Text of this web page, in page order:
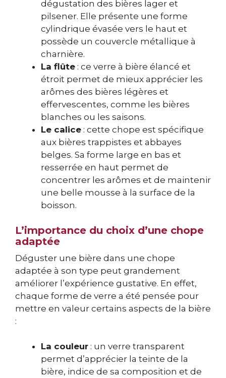
dégustation des bières lager et
pilsener. Elle présente une forme
cylindrique évasée vers le haut et
possède un couvercle métallique à
charnière.
La flûte : ce verre à bière élancé et
étroit permet de mieux apprécier les
arômes des bières légères et
effervescentes, comme les bières
blanches ou les saisons.
Le calice : cette chope est spécifique
aux bières trappistes et abbayes
belges. Sa forme large en bas et
resserrée en haut permet de
concentrer les arômes et de maintenir
une belle mousse à la surface de la
boisson.
L’importance du choix d’une chope
adaptée
Déguster une bière dans une chope
adaptée à son type peut grandement
améliorer l’expérience gustative. En effet,
chaque forme de verre a été pensée pour
mettre en valeur certains aspects de la bière
:
La couleur : un verre transparent
permet d’apprécier la teinte de la
bière, indice de sa composition et de